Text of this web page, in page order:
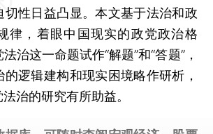
切性日益凸显。本文基于法治和政
律，着眼中国现实的政党政治格
治这一命题试作“解题”和“答题”，
逻辑建构和现实困境略作研析，
治的研究有所助益。